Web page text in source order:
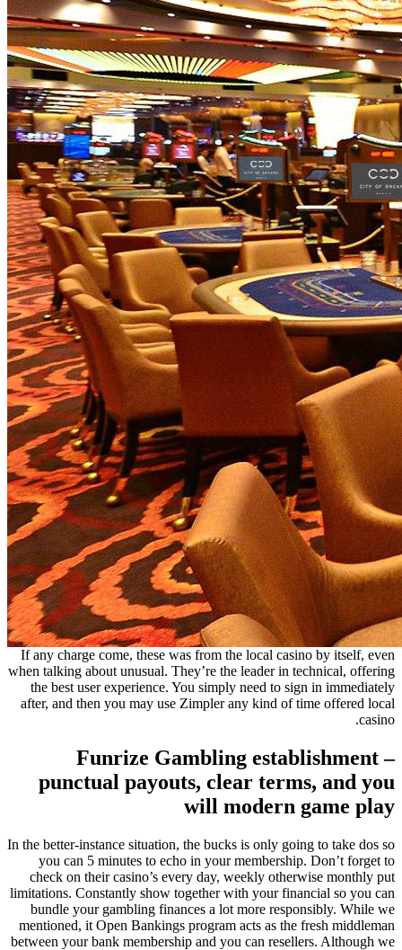
If any charge come, these was from the local casino by itself, even
when talking about unusual. They’re the leader in technical, offering
the best user experience. You simply need to sign in immediately
after, and then you may use Zimpler any kind of time offered local
casino.
Funrize Gambling establishment –
punctual payouts, clear terms, and you
will modern game play
In the better-instance situation, the bucks is only going to take dos so
you can 5 minutes to echo in your membership. Don’t forget to
check on their casino’s every day, weekly otherwise monthly put
limitations. Constantly show together with your financial so you can
bundle your gambling finances a lot more responsibly. While we
mentioned, it Open Bankings program acts as the fresh middleman
between your bank membership and you can resellers. Although we